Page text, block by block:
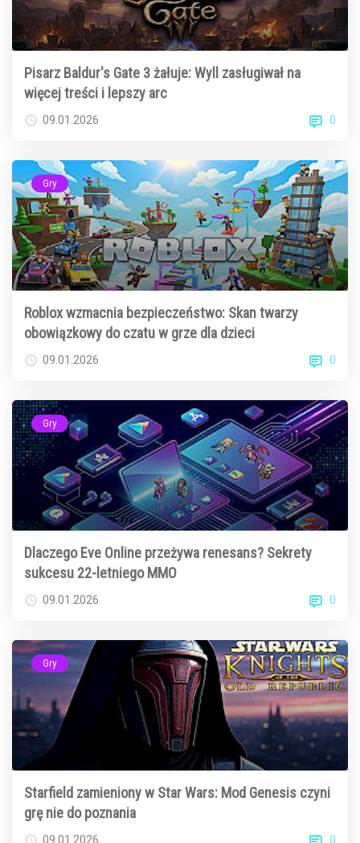
Pisarz Baldur's Gate 3 żałuje: Wyll zasługiwał na
więcej treści i lepszy arc
09.01.2026 0
Gry
Roblox wzmacnia bezpieczeństwo: Skan twarzy
obowiązkowy do czatu w grze dla dzieci
09.01.2026 0
Gry
Dlaczego Eve Online przeżywa renesans? Sekrety
sukcesu 22-letniego MMO
09.01.2026 0
Gry
Starfield zamieniony w Star Wars: Mod Genesis czyni
grę nie do poznania
0